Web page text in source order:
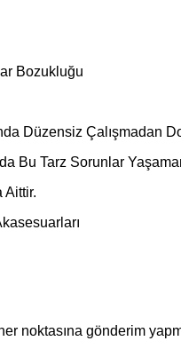
Bozukluğu
Düzensiz Çalışmadan
Bu Tarz Sorunlar
Aittir.
noktasına gönderim